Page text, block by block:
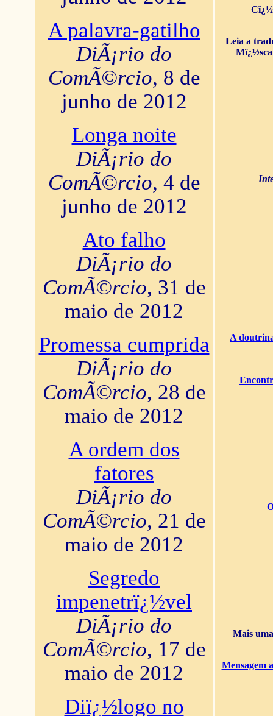
A palavra-gatilho
DiÃ¡rio do
ComÃ©rcio, 8 de
junho de 2012
Longa noite
DiÃ¡rio do
ComÃ©rcio, 4 de
junho de 2012
Ato falho
DiÃ¡rio do
ComÃ©rcio, 31 de
maio de 2012
Promessa cumprida
DiÃ¡rio do
ComÃ©rcio, 28 de
maio de 2012
A ordem dos
fatores
DiÃ¡rio do
ComÃ©rcio, 21 de
maio de 2012
Segredo
impenetrï¿½vel
DiÃ¡rio do
ComÃ©rcio, 17 de
maio de 2012
Diï¿½logo no
Leia a
A
Mais
Mensagem